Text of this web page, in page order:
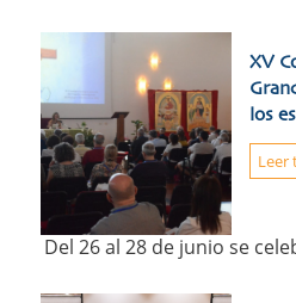
XV
los
Del 26 al 28 de junio se
Leer